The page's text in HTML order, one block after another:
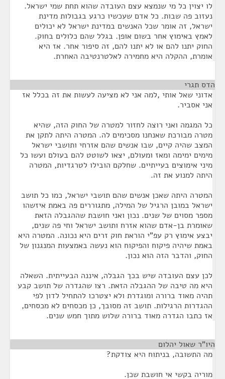
לו יצוין כל מי שנמצא עצם העובדה שהוא תחת שמי ישראל.
נעזוב פה שבות. כל אדם שעכשיו כרגע בגבולות מדינת
ישראל, זה אומר שכל האנשים במדינת ישראל לא יכולים
לאמץ באימוץ אחר בשום אופן. בגלל שהם כלולים בחוק.
החוק יתנו להם או לא יתנו להם, זה סיפור אחר. אז היא
אומרת, ההקלה היא מחמירה לאלטרנטיבה האחרת.
הדס תגרי
אדוני שאל אותי ,למה אני לא מציעה לעשות את זה בכלל אז
אני אסביר.
כל המגמה ואני רוצה לחזור למטרה של החוק הזה, שהיא
מטרה מבורכת שאנחנו מסכימים לה. המטרה היתה לתקן את
המצב שהיה קיים, שבו אנשים שהם אזרחי ותושבי ישראל
מימים ימימה ומאז ומעולם, יצאו לשוטט להם בעולם ועשו כל
מיני אימוצים בעייתיים. שחלקם הובילו לטרגדיות, המטרה
היתה למנוע את זה.
המטרה היתה שאכן אנשים שהם תושבי ישראל, כמו כל תושב
ישראל במובן הרגיל של המילה, מתגוררים פה באמת איזשהו
מספר מסוים של שנים. נכון ואני חושבת שההגבלה הזאת
שאומרת בן-אדם שהוא אזרח ותושב ישראל וחי פה שנים,
יבצע אימוץ רק עפ"י הוראת חוק זרים היא נכונה. המטרה היא
באמת שיהיה פיקוח והפיקוח הוא נעשה באמצעות המנגנון של
החוק, והדבר הזה הוא נכון.
לכן עצם העובדה שיש בכך הגבלה, איננה הבעייתית. השאלה
היא מה טיבה של ההגבלה הזאת. רצו שהגדרה של תושב קבע
תהיה מאוד ברורה ומוגדרת ולא יצטרכו להתחיל לדון לפי
ההגדרות הרגילות. תושב זה מסובך, כן מכסחים לא מכסחים,
אז כתבו הגדרה מאוד ברורה שלוש מתוך חמש שנים.
היו"ר שאול יהלום
מה התשובה, בניתוח היא צודקת?
מוריה בקשי אי חושבת שכן.